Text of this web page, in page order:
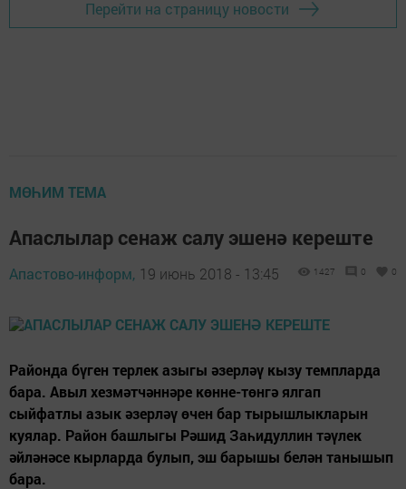
Перейти на страницу новости
МӨҺИМ ТЕМА
Апаслылар сенаж салу эшенә кереште
Апастово-информ, 19 июнь 2018 - 13:45 1427 0 0
Районда бүген терлек азыгы әзерләү кызу темпларда
бара. Авыл хезмәтчәннәре көнне-төнгә ялгап
сыйфатлы азык әзерләү өчен бар тырышлыкларын
куялар. Район башлыгы Рәшид Заһидуллин тәүлек
әйләнәсе кырларда булып, эш барышы белән танышып
бара.